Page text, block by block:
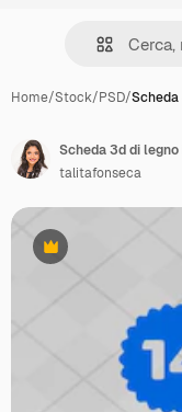
Home/Stock/PSD/Scheda
Premium
Scheda 3d di
talitafonseca